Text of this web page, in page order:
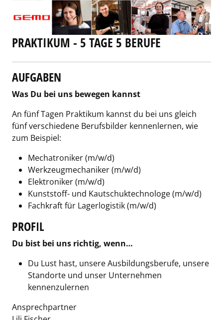
PRAKTIKUM - 5 TAGE 5 BERUFE
AUFGABEN
Was Du bei uns bewegen kannst
An fünf Tagen Praktikum kannst du bei uns gleich
fünf verschiedene Berufsbilder kennenlernen, wie
zum Beispiel:
Mechatroniker (m/w/d)
Werkzeugmechaniker (m/w/d)
Elektroniker (m/w/d)
Kunststoff- und Kautschuktechnologe (m/w/d)
Fachkraft für Lagerlogistik (m/w/d)
PROFIL
Du bist bei uns richtig, wenn…
Du Lust hast, unsere Ausbildungsberufe, unsere
Standorte und unser Unternehmen
kennenzulernen
Ansprechpartner